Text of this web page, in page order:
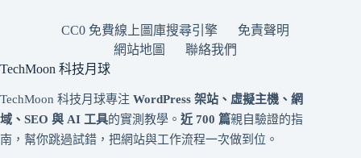
CC0 免費線上圖庫搜尋引擎
免責聲明
網站地圖
聯絡我們
TechMoon 科技月球
TechMoon 科技月球專注 WordPress 架站、虛擬主機、網
域、SEO 與 AI 工具的實測教學。 近 700 篇親自驗證的指
南，幫你跳過試錯，把網站與工作流程一次做到位。